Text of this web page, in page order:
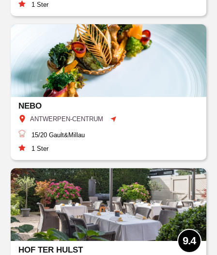
1 Ster
NEBO
ANTWERPEN-CENTRUM
15/20 Gault&Millau
1 Ster
HOF TER HULST
9.4